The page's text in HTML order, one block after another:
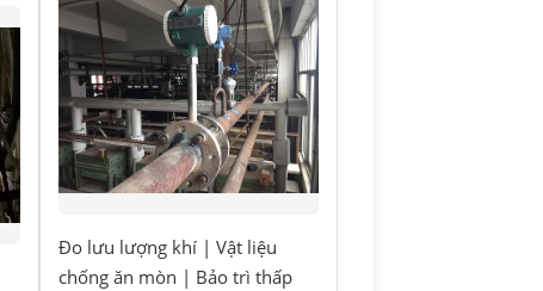
Đo lưu lượng khí | Vật liệu
chống ăn mòn | Bảo trì thấp